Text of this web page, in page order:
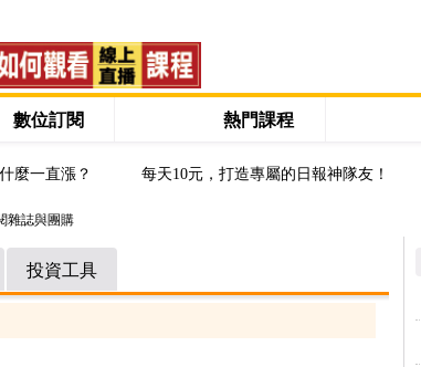
數位訂閱 熱門課程
麼一直漲？ 每天10元，打造專屬的日報神隊友！
雜誌與團購
投資工具